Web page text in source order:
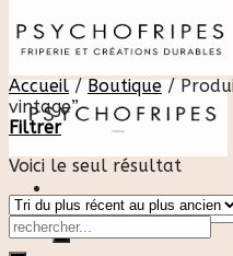
Recherche
pour :
Accueil / Boutique /
vintage”
Filtrer
Voici le seul résultat